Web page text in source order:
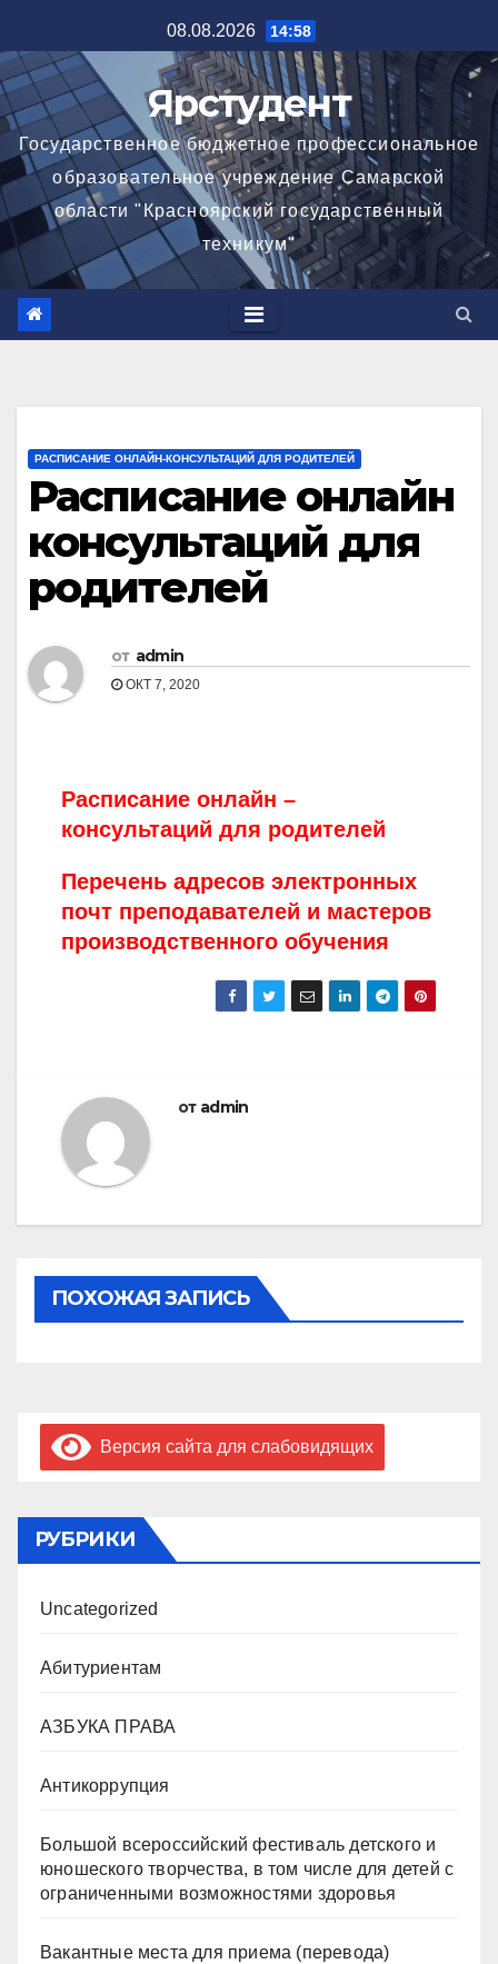
к
содержимому
08.08.2026 14:58
Ярстудент
Государственное бюджетное профессиональное
образовательное учреждение Самарской
области "Красноярский государственный
техникум"
РАСПИСАНИЕ ОНЛАЙН-КОНСУЛЬТАЦИЙ ДЛЯ РОДИТЕЛЕЙ
Расписание онлайн
консультаций для
родителей
от admin
ОКТ 7, 2020
Расписание онлайн –
консультаций для родителей
Перечень адресов электронных
почт преподавателей и мастеров
производственного обучения
от admin
ПОХОЖАЯ ЗАПИСЬ
Версия сайта для слабовидящих
РУБРИКИ
Uncategorized
Абитуриентам
АЗБУКА ПРАВА
Антикоррупция
Большой всероссийский фестиваль детского и
юношеского творчества, в том числе для детей с
ограниченными возможностями здоровья
Вакантные места для приема (перевода)